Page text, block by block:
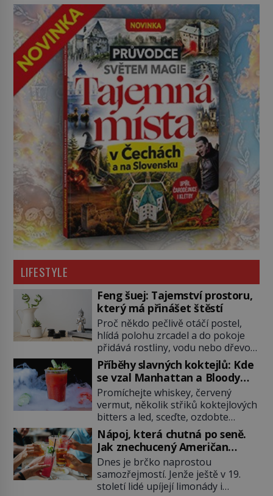
LIFESTYLE
Feng šuej: Tajemství prostoru,
který má přinášet štěstí
Proč někdo pečlivě otáčí postel,
hlídá polohu zrcadel a do pokoje
přidává rostliny, vodu nebo dřevo?
Feng šuej tvrdí, že domov není jen
soubor zdí a nábytku. Je to prostor,
kterým proudí energie čchi a jeho
uspořádání může ovlivňovat, jak se
v něm člověk cítí. Feng šuej má
kořeny ve staré Číně a jeho historie
[…]
Příběhy slavných koktejlů: Kde
se vzal Manhattan a Bloody
Mary?
Promíchejte whiskey, červený
vermut, několik střiků koktejlových
bitters a led, sceďte, ozdobte
koktejlovou třešinkou a tadá…
Manhattan je tu! A pokud to má být
skutečně on, dejte si pozor, ať
místo klasické americké rye
whiskey či klidně bourbonu
nepoužijete skotskou whisku. Co
Nápoj, která chutná po seně.
Jak znechucený Američan
vymyslel brčko
Dnes je brčko naprostou
samozřejmostí. Jenže ještě v 19.
století lidé upíjejí limonády i